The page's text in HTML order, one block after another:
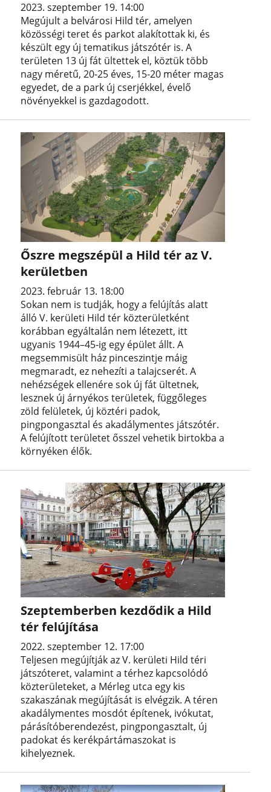
2023. szeptember 19. 14:00
Megújult a belvárosi Hild tér, amelyen
közösségi teret és parkot alakítottak ki, és
készült egy új tematikus játszótér is. A
területen 13 új fát ültettek el, köztük több
nagy méretű, 20-25 éves, 15-20 méter magas
egyedet, de a park új cserjékkel, évelő
növényekkel is gazdagodott.
Őszre megszépül a Hild tér az V.
kerületben
2023. február 13. 18:00
Sokan nem is tudják, hogy a felújítás alatt
álló V. kerületi Hild tér közterületként
korábban egyáltalán nem létezett, itt
ugyanis 1944–45‐ig egy épület állt. A
megsemmisült ház pinceszintje máig
megmaradt, ez nehezíti a talajcserét. A
nehézségek ellenére sok új fát ültetnek,
lesznek új árnyékos területek, függőleges
zöld felületek, új köztéri padok,
pingpongasztal és akadálymentes játszótér.
A felújított területet ősszel vehetik birtokba a
környéken élők.
Szeptemberben kezdődik a Hild
tér felújítása
2022. szeptember 12. 17:00
Teljesen megújítják az V. kerületi Hild téri
játszóteret, valamint a térhez kapcsolódó
közterületeket, a Mérleg utca egy kis
szakaszának megújítását is elvégzik. A téren
akadálymentes mosdót építenek, ivókutat,
párásítóberendezést, pingpongasztalt, új
padokat és kerékpártámaszokat is
kihelyeznek.